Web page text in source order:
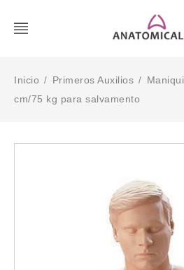
Inicio / Primeros Auxilios / Maniqui
cm/75 kg para salvamento